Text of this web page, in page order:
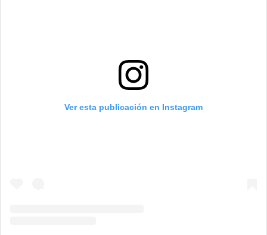
Ver esta publicación en Instagram